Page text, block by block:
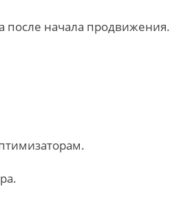
после начала продвижения.